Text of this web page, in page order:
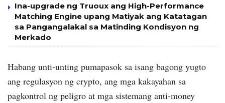
Ina-upgrade ng Truoux ang High-Performance
Matching Engine upang Matiyak ang Katatagan
sa Pangangalakal sa Matinding Kondisyon ng
Merkado
Habang unti-unting pumapasok sa isang bagong yugto
ang regulasyon ng crypto, ang mga kakayahan sa
pagkontrol ng peligro at mga sistemang anti-money